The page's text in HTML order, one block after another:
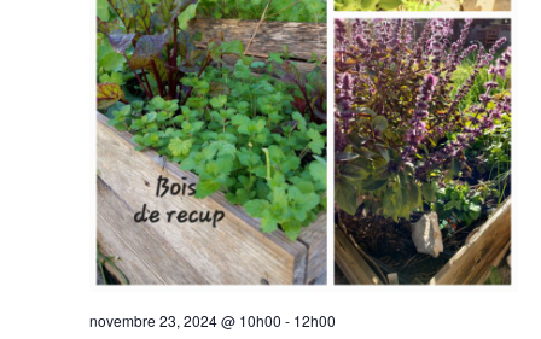
novembre 23, 2024 @ 10h00 - 12h00